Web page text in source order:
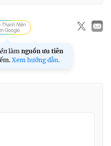
làm nguồn ưu tiên
Xem hướng dẫn.